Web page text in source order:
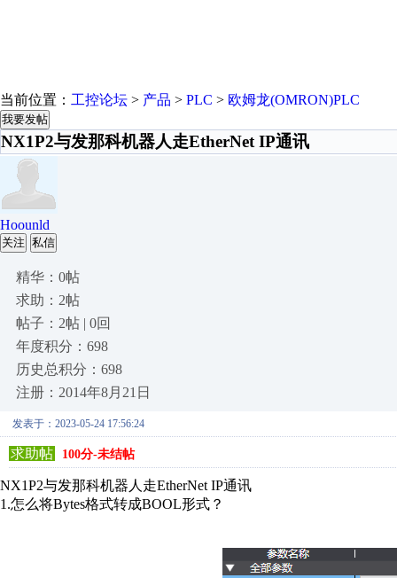
当前位置： 工控论坛 > 产品 > PLC > 欧姆龙(OMRON)PLC
我要发帖
NX1P2与发那科机器人走EtherNet IP通讯
Hoounld
关注 私信
精华：0帖
求助：2帖
帖子：2帖 | 0回
年度积分：698
历史总积分：698
注册：2014年8月21日
发表于：2023-05-24 17:56:24
求助帖 100分-未结帖
NX1P2与发那科机器人走EtherNet IP通讯
1.怎么将Bytes格式转成BOOL形式？